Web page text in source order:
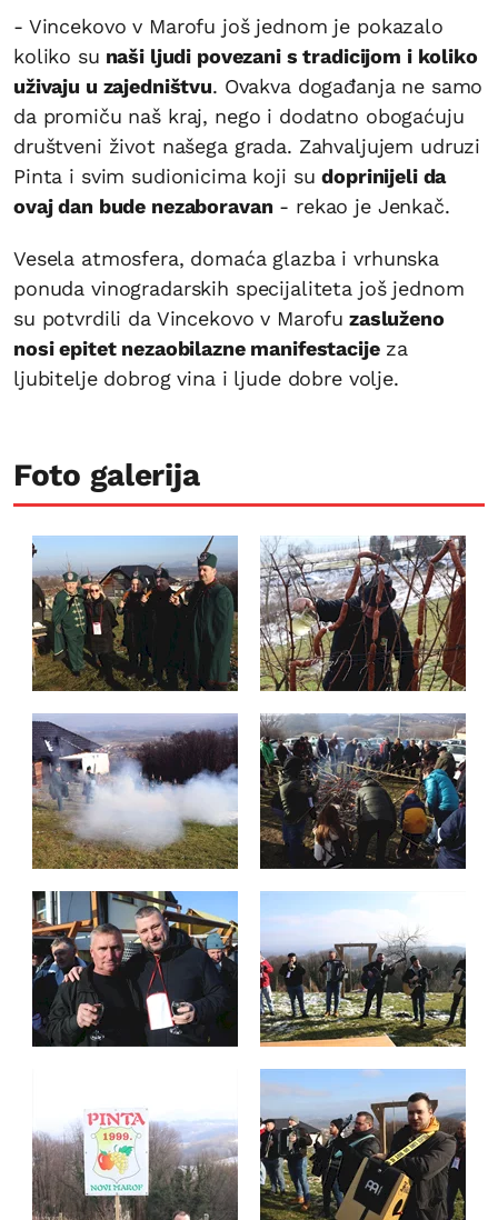
- Vincekovo v Marofu još jednom je pokazalo
koliko su naši ljudi povezani s tradicijom i koliko
uživaju u zajedništvu. Ovakva događanja ne samo
da promiču naš kraj, nego i dodatno obogaćuju
društveni život našega grada. Zahvaljujem udruzi
Pinta i svim sudionicima koji sudoprinijeli da
ovaj dan bude nezaboravan- rekao je Jenkač.
Vesela atmosfera, domaća glazba i vrhunska
ponuda vinogradarskih specijaliteta još jednom
su potvrdili da Vincekovo v Marofu zasluženo
nosi epitet nezaobilazne manifestacijeza
ljubitelje dobrog vina i ljude dobre volje.
Foto galerija